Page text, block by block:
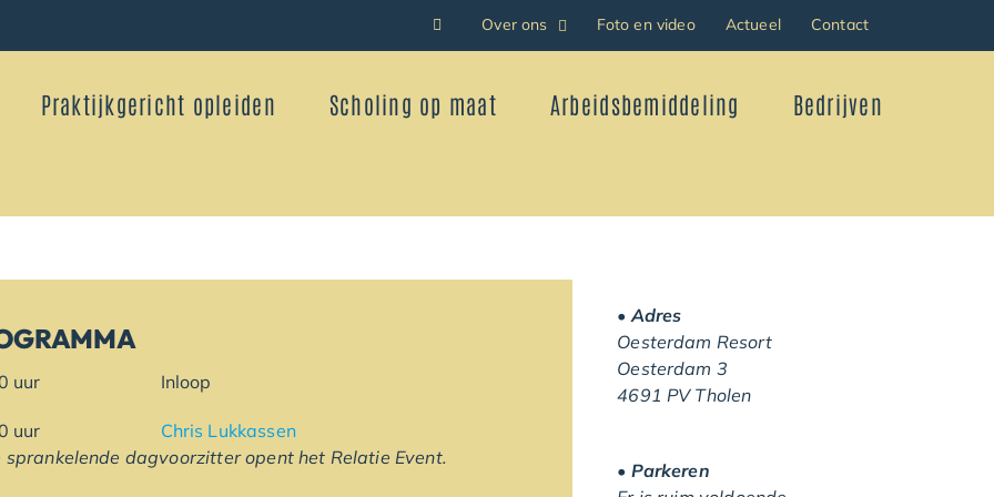
Over ons Foto en video Actueel Contact
Praktijkgericht opleiden Scholing op maat Arbeidsbemiddeling Bedrijven
uur Inloop
uur Chris Lukkassen
sprankelende dagvoorzitter opent het Relatie Event.
• Adres
Oesterdam Resort
Oesterdam 3
4691 PV Tholen
• Parkeren